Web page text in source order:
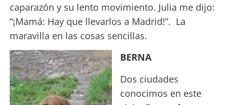
caparazón y su lento movimiento. Julia me dijo:
“¡Mamá: Hay que llevarlos a Madrid!”. La
maravilla en las cosas sencillas.
BERNA
Dos ciudades
conocimos en este